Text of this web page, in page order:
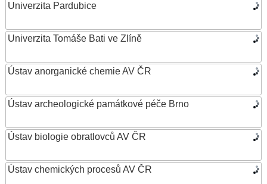
Univerzita Pardubice
Univerzita Tomáše Bati ve Zlíně
Ústav anorganické chemie AV ČR
Ústav archeologické památkové péče Brno
Ústav biologie obratlovců AV ČR
Ústav chemických procesů AV ČR